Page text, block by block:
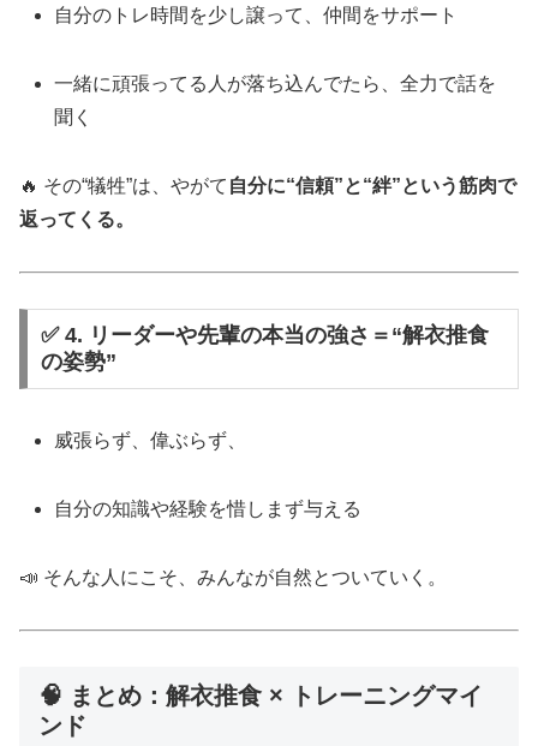
自分のトレ時間を少し譲って、仲間をサポート
一緒に頑張ってる人が落ち込んでたら、全力で話を
聞く
🔥 その“犠牲”は、やがて 自分に“信頼”と“絆”という筋肉で
返ってくる。
✅ 4. リーダーや先輩の本当の強さ＝“解衣推食
の姿勢”
威張らず、偉ぶらず、
自分の知識や経験を惜しまず与える
📣 そんな人にこそ、みんなが自然とついていく。
🧠 まとめ：解衣推食 × トレーニングマイ
ンド